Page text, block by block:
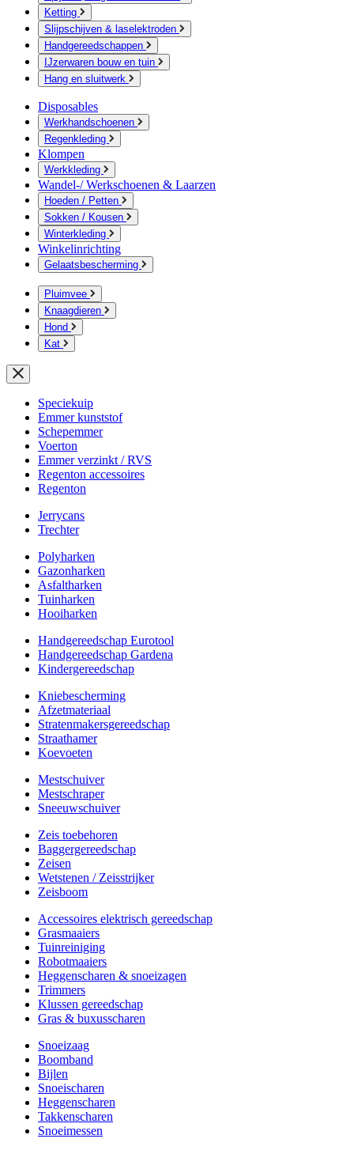
Ketting
Slijpschijven & laselektroden
Handgereedschappen
IJzerwaren bouw en tuin
Hang en sluitwerk
Disposables
Werkhandschoenen
Regenkleding
Klompen
Werkkleding
Wandel-/ Werkschoenen & Laarzen
Hoeden / Petten
Sokken / Kousen
Winterkleding
Winkelinrichting
Gelaatsbescherming
Pluimvee
Knaagdieren
Hond
Kat
Speciekuip
Emmer kunststof
Schepemmer
Voerton
Emmer verzinkt / RVS
Regenton accessoires
Regenton
Jerrycans
Trechter
Polyharken
Gazonharken
Asfaltharken
Tuinharken
Hooiharken
Handgereedschap Eurotool
Handgereedschap Gardena
Kindergereedschap
Kniebescherming
Afzetmateriaal
Stratenmakersgereedschap
Straathamer
Koevoeten
Mestschuiver
Mestschraper
Sneeuwschuiver
Zeis toebehoren
Baggergereedschap
Zeisen
Wetstenen / Zeisstrijker
Zeisboom
Accessoires elektrisch gereedschap
Grasmaaiers
Tuinreiniging
Robotmaaiers
Heggenscharen & snoeizagen
Trimmers
Klussen gereedschap
Gras & buxusscharen
Snoeizaag
Boomband
Bijlen
Snoeischaren
Heggenscharen
Takkenscharen
Snoeimessen